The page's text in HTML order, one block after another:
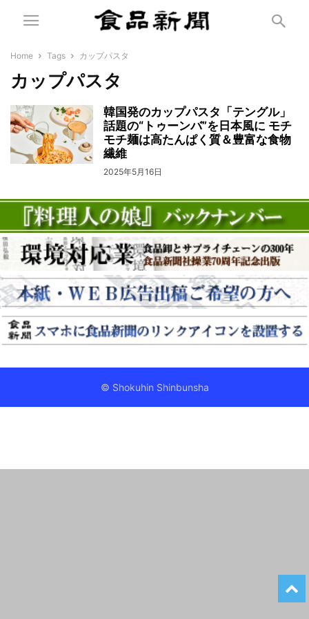
Home Tags カップパスタ
カップパスタ
韓国発のカップパスタ「テングル」
話題の“トゥーンバ”を日本風に モチ
モチ麺は高たんぱく質＆豊富な食物
繊維
2025年5月16日
© Shokuhin Shinbunsha